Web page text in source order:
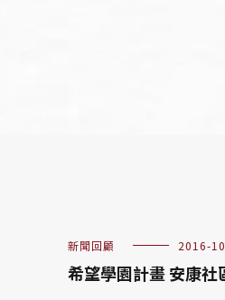
新聞回顧 2016-
希望學園計畫 安康